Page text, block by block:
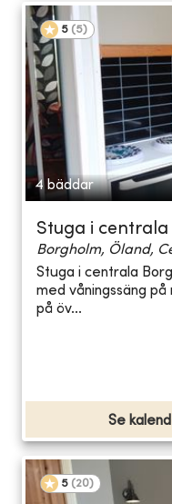
5 (5)
4 bäddar
Stuga i
Borgholm, Öland,
Stuga i centrala
med våningssäng
på öv...
Se
5 (20)